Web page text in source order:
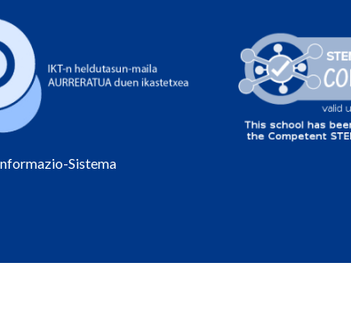
Sistema